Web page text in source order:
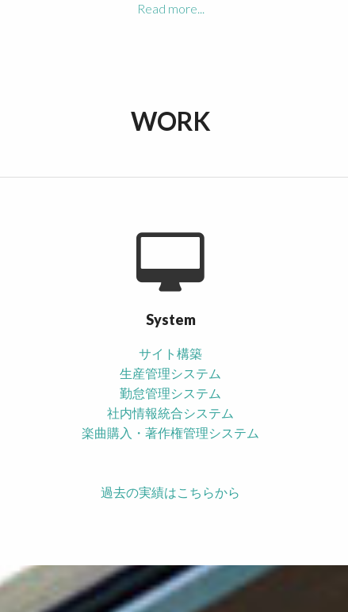
Read more...
WORK
System
サイト構築
生産管理システム
勤怠管理システム
社内情報統合システム
楽曲購入・著作権管理システム
過去の実績はこちらから